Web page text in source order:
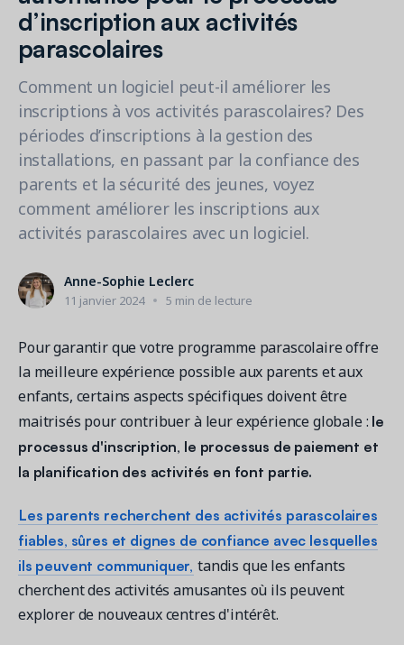
Outils de suivi et d’analyse
FONCTIONNALITÉS
Inscription en ligne
Gestion multi-sites
Paiements
Gestion du personnel
Demandez une démo
Obtenez une démonstration du logiciel d'inscription et
gestion le plus performant.
Loisirs municipaux
Natation
Centres sportifs
YMCA
Voir toutes les industries
Découvrez nos clients
Blogue
Ressources et webinaires
Guides numériques et webinaires
Amilia University
Une plateforme d’apprentissage intégrée
RESSOURCES SUPPLÉMENTAIRES
Amilia University (Connexion)
Centre d'aide
Étude de cas
Real Amilia customers. Inspiring stories.
Centre d'aide
1 877-343-0004
Connexion
Demandez une démo
d’inscription aux activités
parascolaires
Comment un logiciel peut-il améliorer les
inscriptions à vos activités parascolaires? Des
périodes d’inscriptions à la gestion des
installations, en passant par la confiance des
parents et la sécurité des jeunes, voyez
comment améliorer les inscriptions aux
activités parascolaires avec un logiciel.
Anne-Sophie Leclerc
11 janvier 2024 5 min de lecture
Pour garantir que votre programme parascolaire offre
la meilleure expérience possible aux parents et aux
enfants, certains aspects spécifiques doivent être
maitrisés pour contribuer à leur expérience globale : le
processus d'inscription, le processus de paiement et
la planification des activités en font partie.
Les parents recherchent des activités parascolaires
fiables, sûres et dignes de confiance avec lesquelles
ils peuvent communiquer, tandis que les enfants
cherchent des activités amusantes où ils peuvent
explorer de nouveaux centres d'intérêt.